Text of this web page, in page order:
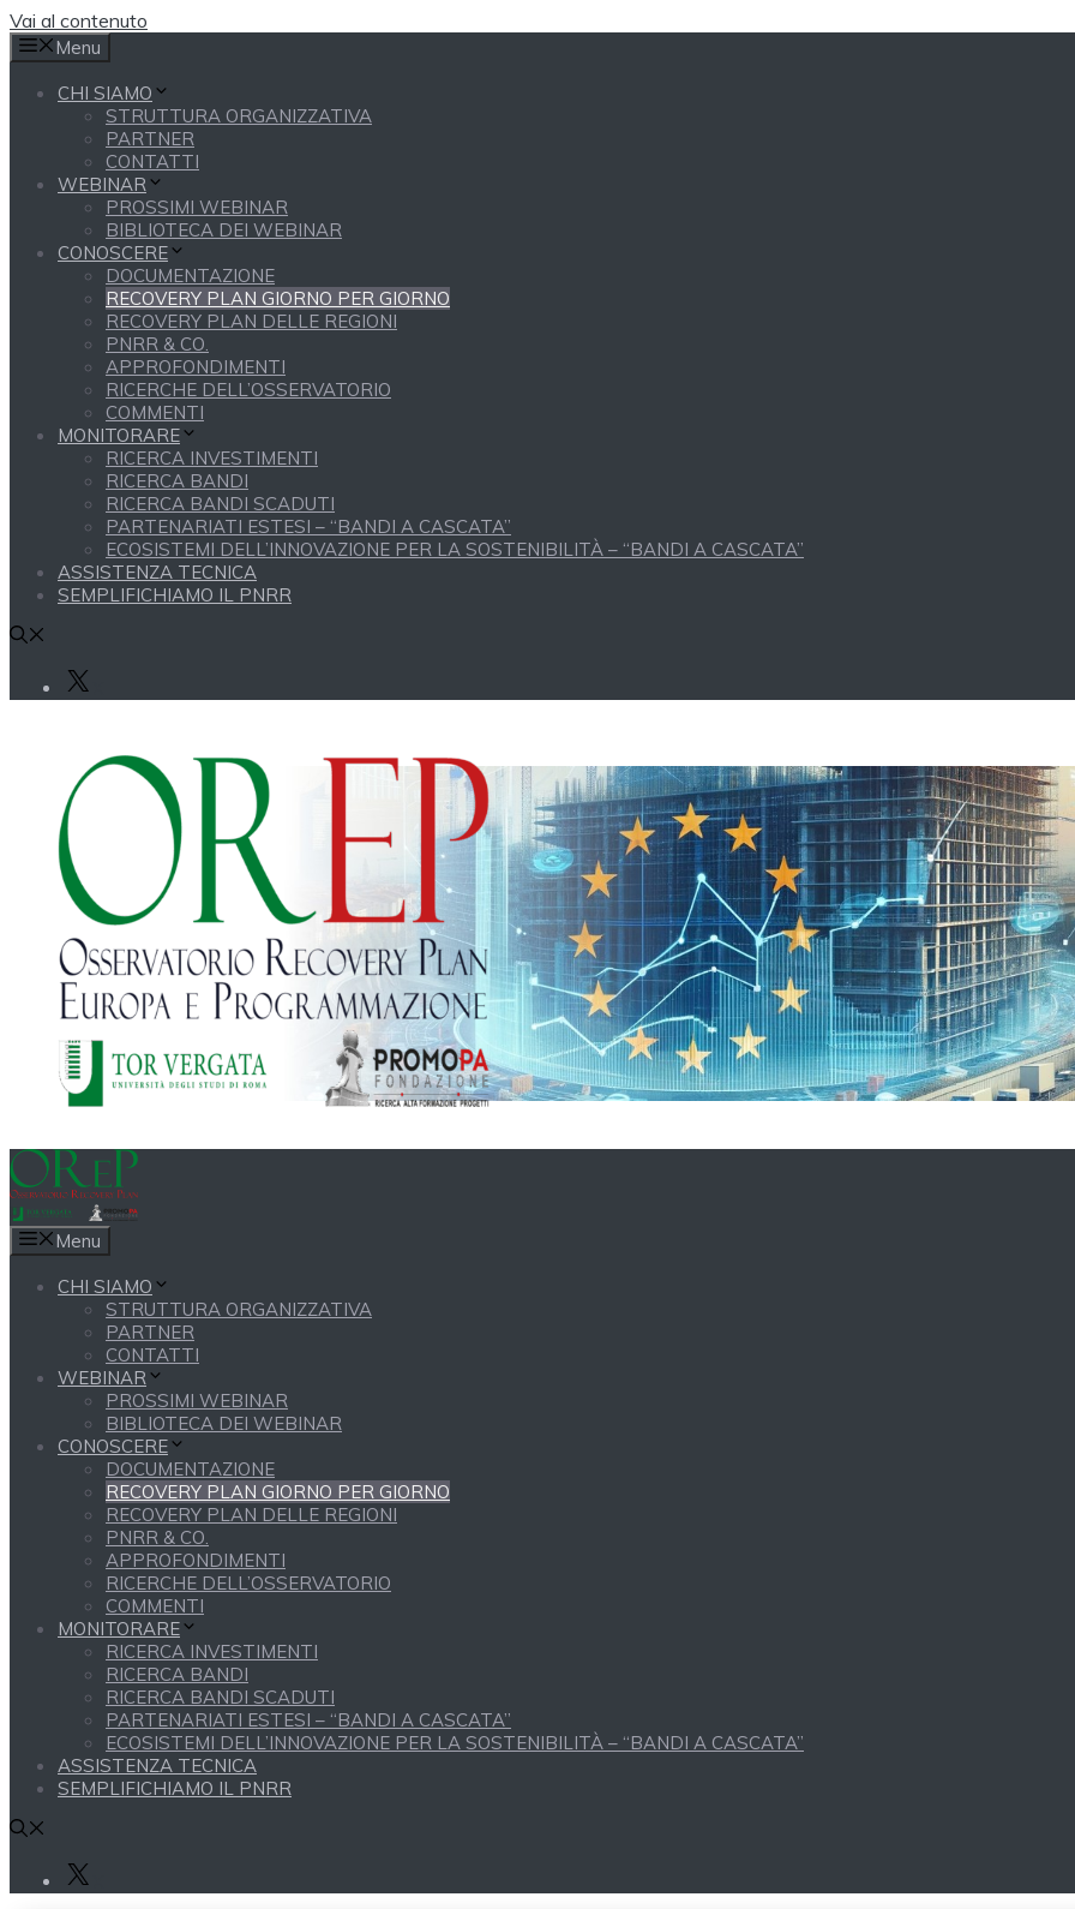
Vai al contenuto
Menu
CHI SIAMO
STRUTTURA ORGANIZZATIVA
PARTNER
CONTATTI
WEBINAR
PROSSIMI WEBINAR
BIBLIOTECA DEI WEBINAR
CONOSCERE
DOCUMENTAZIONE
RECOVERY PLAN GIORNO PER GIORNO
RECOVERY PLAN DELLE REGIONI
PNRR & CO.
APPROFONDIMENTI
RICERCHE DELL’OSSERVATORIO
COMMENTI
MONITORARE
RICERCA INVESTIMENTI
RICERCA BANDI
RICERCA BANDI SCADUTI
PARTENARIATI ESTESI – “BANDI A CASCATA”
ECOSISTEMI DELL’INNOVAZIONE PER LA SOSTENIBILITÀ – “BANDI A CASCATA”
ASSISTENZA TECNICA
SEMPLIFICHIAMO IL PNRR
Menu
CHI SIAMO
STRUTTURA ORGANIZZATIVA
PARTNER
CONTATTI
WEBINAR
PROSSIMI WEBINAR
BIBLIOTECA DEI WEBINAR
CONOSCERE
DOCUMENTAZIONE
RECOVERY PLAN GIORNO PER GIORNO
RECOVERY PLAN DELLE REGIONI
PNRR & CO.
APPROFONDIMENTI
RICERCHE DELL’OSSERVATORIO
COMMENTI
MONITORARE
RICERCA INVESTIMENTI
RICERCA BANDI
RICERCA BANDI SCADUTI
PARTENARIATI ESTESI – “BANDI A CASCATA”
ECOSISTEMI DELL’INNOVAZIONE PER LA SOSTENIBILITÀ – “BANDI A CASCATA”
ASSISTENZA TECNICA
SEMPLIFICHIAMO IL PNRR